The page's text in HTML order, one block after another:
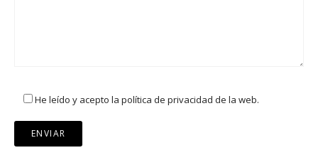
He leído y acepto la política de privacidad de la web.